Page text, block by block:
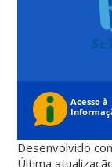
Desenvolvido
Última